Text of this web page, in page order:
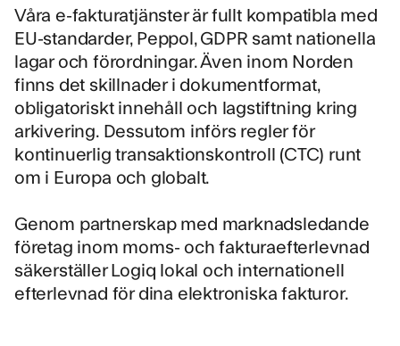
Våra e-fakturatjänster är fullt kompatibla med
EU-standarder, Peppol, GDPR samt nationella
lagar och förordningar. Även inom Norden
finns det skillnader i dokumentformat,
obligatoriskt innehåll och lagstiftning kring
arkivering. Dessutom införs regler för
kontinuerlig transaktionskontroll (CTC) runt
om i Europa och globalt.
Genom partnerskap med marknadsledande
företag inom moms- och fakturaefterlevnad
säkerställer Logiq lokal och internationell
efterlevnad för dina elektroniska fakturor.